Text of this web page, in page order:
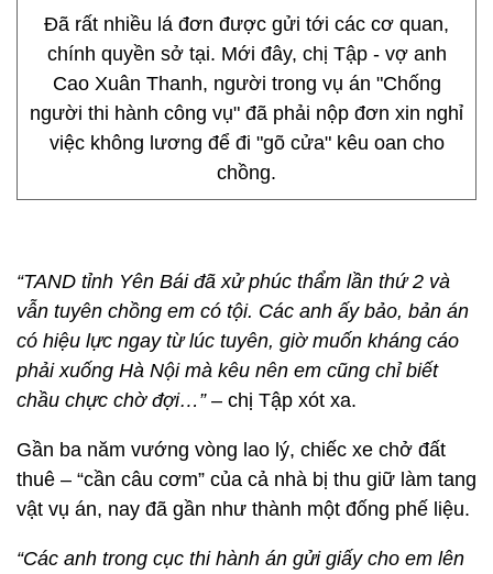
Đã rất nhiều lá đơn được gửi tới các cơ quan,
chính quyền sở tại. Mới đây, chị Tập - vợ anh
Cao Xuân Thanh, người trong vụ án "Chống
người thi hành công vụ" đã phải nộp đơn xin nghỉ
việc không lương để đi "gõ cửa" kêu oan cho
chồng.
“TAND tỉnh Yên Bái đã xử phúc thẩm lần thứ 2 và
vẫn tuyên chồng em có tội. Các anh ấy bảo, bản án
có hiệu lực ngay từ lúc tuyên, giờ muốn kháng cáo
phải xuống Hà Nội mà kêu nên em cũng chỉ biết
chầu chực chờ đợi…”– chị Tập xót xa.
Gần ba năm vướng vòng lao lý, chiếc xe chở đất
thuê – “cần câu cơm” của cả nhà bị thu giữ làm tang
vật vụ án, nay đã gần như thành một đống phế liệu.
“Các anh trong cục thi hành án gửi giấy cho em lên